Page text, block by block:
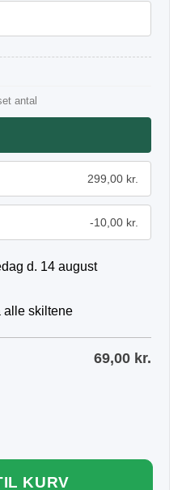
antal
299,00 kr.
-10,00 kr.
d. 14 august
alle skiltene
69,00 kr.
KURV